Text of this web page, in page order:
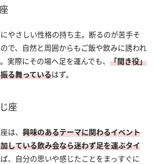
やさしい性格の持ち主。断るのが苦手そ
で、自然と周囲からもご飯や飲みに誘われ
実際にその場へ足を運んでも、 「聞き役」
る舞っているはず。
座
は、 興味のあるテーマに関わるイベント
している飲み会なら迷わず足を運ぶタイ
、自分の思いや感じたことをまっすぐに